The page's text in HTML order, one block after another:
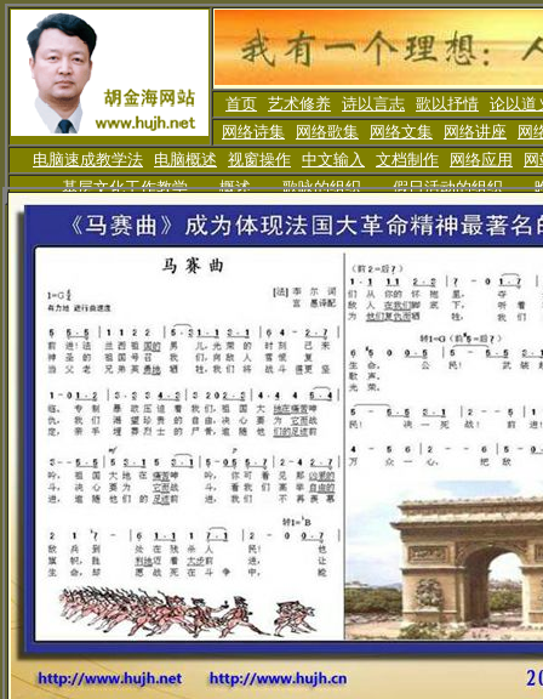
首页 艺术修养 诗以言志 歌以抒情 论以道
网络诗集
网络歌集 网络文集 网络讲座
网
电脑速成教学法
电脑概述 视窗操作 中文输入 文档制作 网络应用
基层文化工作教学
概述 歌咏的组织 假日活动的组织